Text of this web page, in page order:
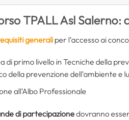
TPALL Asl Salerno:
generaliper l’accesso ai
di primo livello in Tecniche della
della prevenzione dell’ambiente e
all’Albo Professionale
di partecipazionedovranno